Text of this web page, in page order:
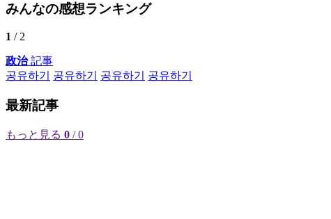
みんなの感想ランキング
1 / 2
政治記事
공유하기
공유하기 공유하기 공유하기
最新記事
もっと見る 0 / 0